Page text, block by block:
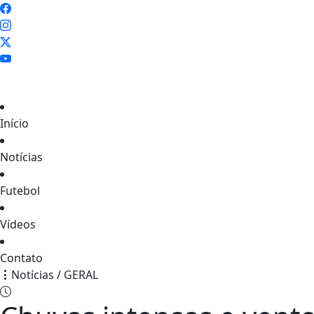
Início
Notícias
Futebol
Vídeos
Contato
Notícias / GERAL